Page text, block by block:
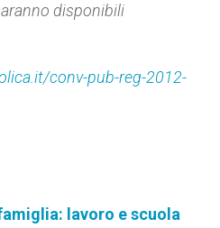
disponibili
conv-pub-reg-2012-
lavoro e scuola